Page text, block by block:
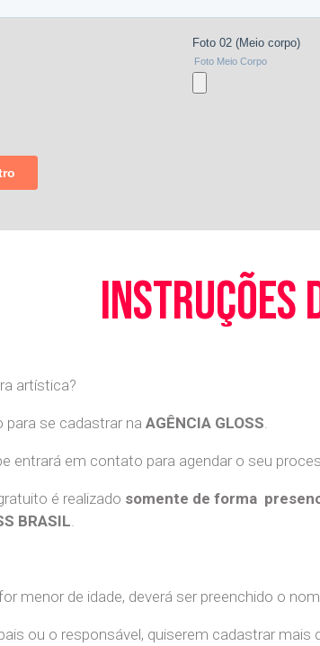
instruções
artística?
para se cadastrar na AGÊNCIA GLOSS
entrará em contato para agendar o seu
é realizado somente de forma
BRASIL
menor de idade, deverá ser preenchido o
ou o responsável, quiserem cadastrar